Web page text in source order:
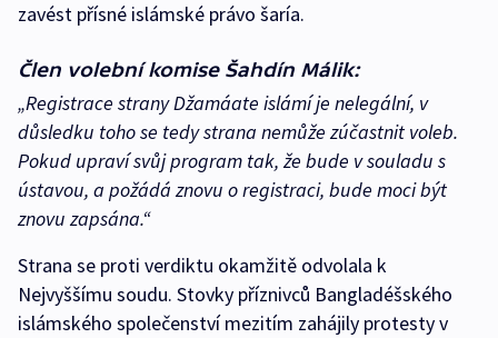
zavést přísné islámské právo šaría.
Člen volební komise Šahdín Málik:
„Registrace strany Džamáate islámí je nelegální, v
důsledku toho se tedy strana nemůže zúčastnit voleb.
Pokud upraví svůj program tak, že bude v souladu s
ústavou, a požádá znovu o registraci, bude moci být
znovu zapsána.“
Strana se proti verdiktu okamžitě odvolala k
Nejvyššímu soudu. Stovky příznivců Bangladéšského
islámského společenství mezitím zahájily protesty v